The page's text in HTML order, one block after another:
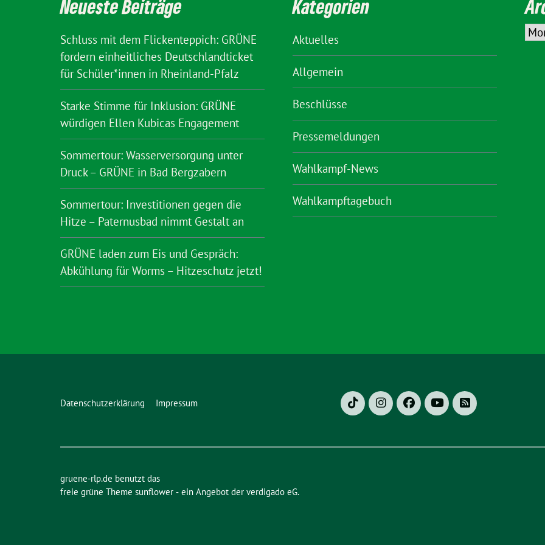
Neueste Beiträge
Schluss mit dem Flickenteppich: GRÜNE
fordern einheitliches Deutschlandticket
für Schüler*innen in Rheinland-Pfalz
Starke Stimme für Inklusion: GRÜNE
würdigen Ellen Kubicas Engagement
Sommertour: Wasserversorgung unter
Druck – GRÜNE in Bad Bergzabern
Sommertour: Investitionen gegen die
Hitze – Paternusbad nimmt Gestalt an
GRÜNE laden zum Eis und Gespräch:
Abkühlung für Worms – Hitzeschutz jetzt!
Kategorien
Aktuelles
Allgemein
Beschlüsse
Pressemeldungen
Wahlkampf-News
Wahlkampftagebuch
Datenschutzerklärung Impressum
gruene-rlp.de benutzt das
freie grüne Theme sunflower ‐ ein Angebot der verdigado eG.